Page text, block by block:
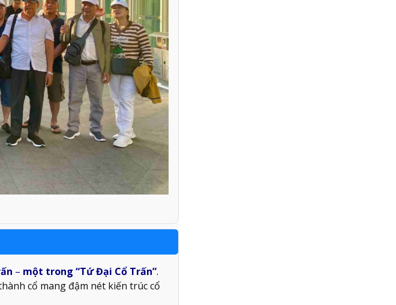
– một trong “Tứ Đại Cổ Trấn”.
cổ mang đậm nét kiến trúc cổ